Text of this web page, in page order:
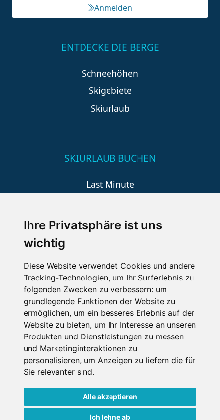
Ihre Privatsphäre ist uns
wichtig
Diese Website verwendet Cookies und andere
Tracking-Technologien, um Ihr Surferlebnis zu
folgenden Zwecken zu verbessern: um
grundlegende Funktionen der Website zu
ermöglichen, um ein besseres Erlebnis auf der
Website zu bieten, um Ihr Interesse an unseren
Produkten und Dienstleistungen zu messen
und Marketinginteraktionen zu
personalisieren, um Anzeigen zu liefern die für
Sie relevanter sind.
Alle akzeptieren
Ich lehne ab
Anmelden
ENTDECKE DIE BERGE
Schneehöhen
Skigebiete
Skiurlaub
SKIURLAUB BUCHEN
Last Minute
Wellness
SCHNEEHÖHEN SKI APP
Die Schneehoehen Ski APP für iOS und Android - Ein
Muss für alle Wintersportler und Schneefreaks!
Impressum
Datenschutz
Nutzungsbedingungen
Kontakt